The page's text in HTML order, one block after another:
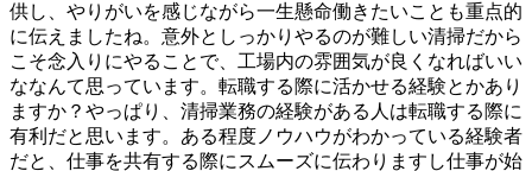
供し、やりがいを感じながら一生懸命働きたいことも重点的
に伝えましたね。意外としっかりやるのが難しい清掃だから
こそ念入りにやることで、工場内の雰囲気が良くなればいい
ななんて思っています。転職する際に活かせる経験とかあり
ますか？やっぱり、清掃業務の経験がある人は転職する際に
有利だと思います。ある程度ノウハウがわかっている経験者
だと、仕事を共有する際にスムーズに伝わりますし仕事が始